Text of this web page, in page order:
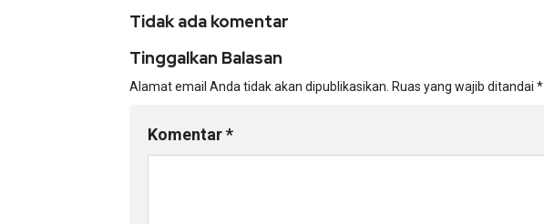
Tidak ada komentar
Tinggalkan Balasan
Alamat email Anda tidak akan dipublikasikan. Ruas yang wajib ditandai *
Komentar*